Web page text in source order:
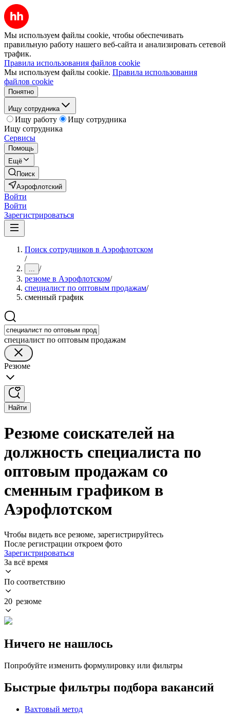
Мы используем файлы cookie, чтобы обеспечивать
правильную работу нашего веб-сайта и анализировать сетевой
трафик.
Правила использования файлов cookie
Мы используем файлы cookie. Правила использования
файлов cookie
Понятно
Ищу сотрудника
Ищу работу
Ищу сотрудника
Ищу сотрудника
Сервисы
Помощь
Ещё
Поиск
Аэрофлотский
Войти
Войти
Зарегистрироваться
Поиск сотрудников в Аэрофлотском
/
... /
резюме в Аэрофлотском/
специалист по оптовым продажам/
сменный график
специалист по оптовым продажам
Резюме
Найти
Резюме соискателей на
должность специалиста по
оптовым продажам со
сменным графиком в
Аэрофлотском
Чтобы видеть все резюме, зарегистрируйтесь
После регистрации откроем фото
Зарегистрироваться
За всё время
По соответствию
20 резюме
Ничего не нашлось
Попробуйте изменить формулировку или фильтры
Быстрые фильтры подбора вакансий
Вахтовый метод